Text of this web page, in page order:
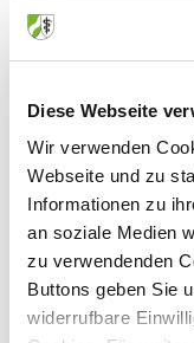
Diese Webseite
Wir verwenden
Webseite und zu
Informationen zu
an soziale Medien
zu verwendenden
Buttons geben Sie
widerrufbare
22.09.2013
Veranstaltungsort:
Niehler Kirchweg 118,
Anbieter:
Kölner Institut für
Ansprechpartner: